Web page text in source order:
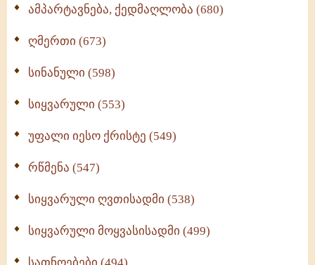
ამპარტავნება, ქედმაღლობა (680)
ღმერთი (673)
სინანული (598)
სიყვარული (553)
უფალი იესო ქრისტე (549)
რწმენა (547)
სიყვარული ღვთისადმი (538)
სიყვარული მოყვასისადმი (499)